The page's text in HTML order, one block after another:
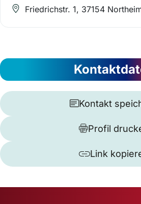
Friedrichstr. 1, 37154
Kontakt
Profil
Link